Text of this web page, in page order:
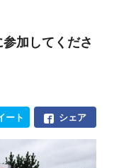
参加してくださ
シェア
ート